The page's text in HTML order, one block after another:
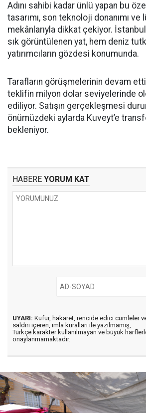
Adını sahibi kadar ünlü yapan bu
tasarımı, son teknoloji donanımı ve
mekânlarıyla dikkat çekiyor. İstanbul
sık görüntülenen yat, hem deniz
yatırımcıların gözdesi konumunda.
Tarafların görüşmelerinin devam
teklifin milyon dolar seviyelerinde
ediliyor. Satışın gerçekleşmesi
önümüzdeki aylarda Kuveyt’e
bekleniyor.
HABERE YORUM KAT
UYARI: Küfür, hakaret, rencide edici cümleler
saldırı içeren, imla kuralları ile yazılmamış,
Türkçe karakter kullanılmayan ve büyük
onaylanmamaktadır.